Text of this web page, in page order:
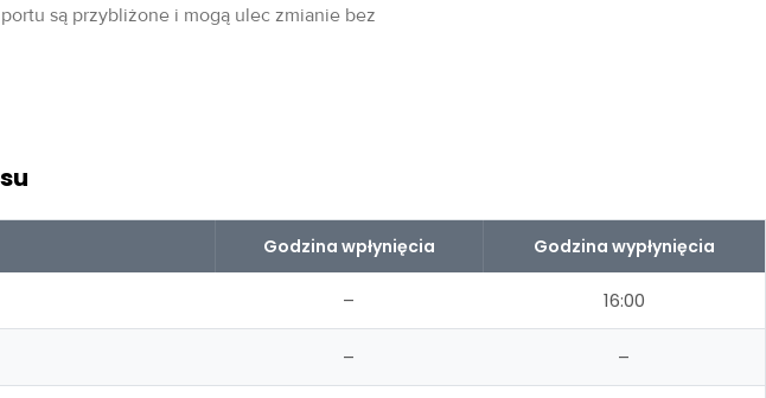
są przybliżone i mogą ulec zmianie bez
Godzina wpłynięcia Godzina wypłynięcia
– 16:00
– –